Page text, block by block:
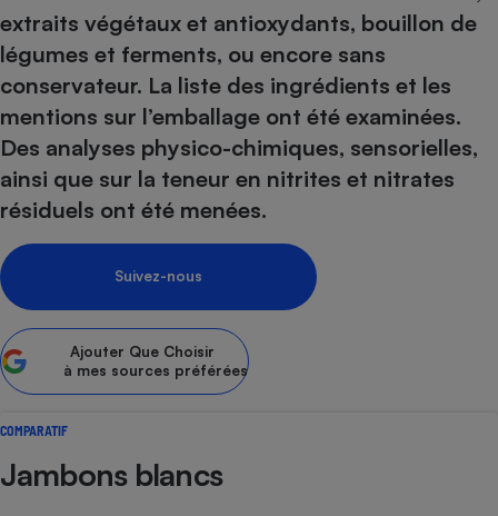
extraits végétaux et antioxydants, bouillon de
légumes et ferments, ou encore sans
conservateur. La liste des ingrédients et les
mentions sur l’emballage ont été examinées.
Des analyses physico-chimiques, sensorielles,
ainsi que sur la teneur en nitrites et nitrates
résiduels ont été menées.
Suivez-nous
Ajouter Que Choisir
à mes sources préférées
COMPARATIF
Jambons blancs
alimentaire
Assurance emprunteur
Gros électroménager
Petit électroménager -
Internet
Téléphonie
Mutuelle